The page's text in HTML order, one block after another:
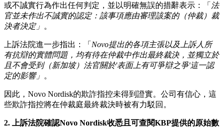
或不誠實行為作出任何判定，並以明確無誤的措辭表示：「 法
官並未作出不誠實的認定：該事項應由審理該案的（仲裁） 裁
決者決定」 。
上訴法院進一步指出：「 Novo提出的各項主張以及上訴人所
有抗辯的實體問題，均有待在仲裁中作出最終裁決，並獨立於
且不會受到（新加坡） 法官關於'表面上有可爭辯之爭'這一認
定的影響」 。
因此，Novo Nordisk的欺詐指控未得到證實。公司有信心，這
些欺詐指控將在仲裁庭最終裁決時被有力駁回。
2. 上訴法院確認Novo Nordisk收悉且可查閱KBP提供的原始數